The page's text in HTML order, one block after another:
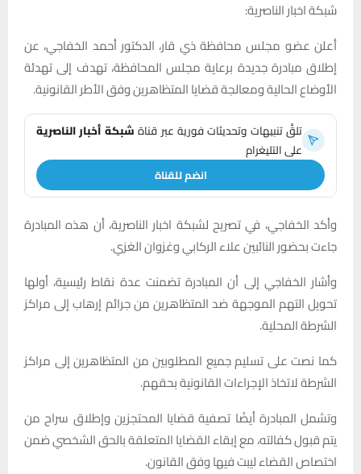
شبكة اخبار الناصرية:
أعلن عضو مجلس محافظة ذي قار، الدكتور أحمد الخفاجي، عن
إطلاق مبادرة جديدة برعاية مجلس المحافظة، تهدف إلى تهدئة
الأوضاع الحالية ومعالجة قضايا المتظاهرين وفق الأطر القانونية.
تلقَّ تنبيهات وتحديثات فورية عبر قناةشبكة أخبار الناصرية
على التليغرام
انضم للقناة
وأكد الخفاجي، في تصريح لشبكة اخبار الناصرية، أن هذه المبادرة
جاءت بحضور النائبين علاء الركابي وغزوان الغزي.
وأشار الخفاجي إلى أن المبادرة تضمنت عدة نقاط رئيسية، أولها
تحويل التهم الموجهة ضد المتظاهرين من جرائم إرهاب إلى مراكز
الشرطة المحلية.
كما نصت على تسليم جميع المطلوبين من المتظاهرين إلى مراكز
الشرطة لاتخاذ الإجراءات القانونية بحقهم.
وتشمل المبادرة أيضًا تصفية قضايا المحتجزين وإطلاق سراح من
يتم قبول كفالته، مع إبقاء القضايا المتعلقة بالحق الشخصي ضمن
اختصاص القضاء ليبت فيها وفق القانون.